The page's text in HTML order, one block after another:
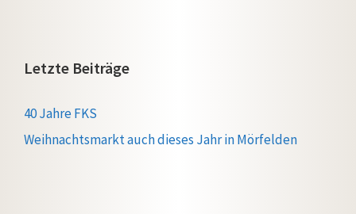
Letzte Beiträge
40 Jahre FKS
Weihnachtsmarkt auch dieses Jahr in Mörfelden